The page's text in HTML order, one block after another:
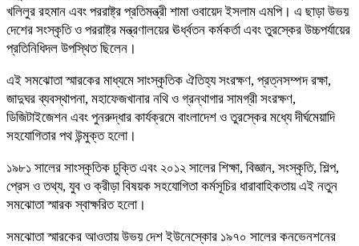
খলিলুর রহমান এবং পররাষ্ট্র প্রতিমন্ত্রী শামা ওবায়েদ ইসলাম এমপি। এ ছাড়া উভয়
দেশের সংস্কৃতি ও পররাষ্ট্র মন্ত্রণালয়ের ঊর্ধ্বতন কর্মকর্তা এবং তুরস্কের উচ্চপর্যায়ের
প্রতিনিধিদল উপস্থিত ছিলেন।
এই সমঝোতা স্মারকের মাধ্যমে সাংস্কৃতিক ঐতিহ্য সংরক্ষণ, প্রত্নসম্পদ রক্ষা,
জাদুঘর ব্যবস্থাপনা, মহাফেজখানার নথি ও গ্রন্থাগার সামগ্রী সংরক্ষণ,
ডিজিটাইজেশন এবং পুনরুদ্ধার কার্যক্রমে বাংলাদেশ ও তুরস্কের মধ্যে দীর্ঘমেয়াদি
সহযোগিতার পথ উন্মুক্ত হলো।
১৯৮১ সালের সাংস্কৃতিক চুক্তি এবং ২০১২ সালের শিক্ষা, বিজ্ঞান, সংস্কৃতি, শিল্প,
প্রেস ও তথ্য, যুব ও ক্রীড়া বিষয়ক সহযোগিতা কর্মসূচির ধারাবাহিকতায় এই নতুন
সমঝোতা স্মারক স্বাক্ষরিত হলো।
সমঝোতা স্মারকের আওতায় উভয় দেশ ইউনেস্কোর ১৯৭০ সালের কনভেনশনের